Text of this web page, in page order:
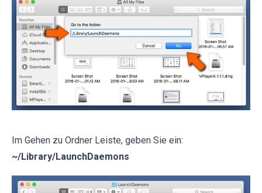
Im Gehen zu Ordner Leiste, geben Sie ein:
~/Library/LaunchDaemons